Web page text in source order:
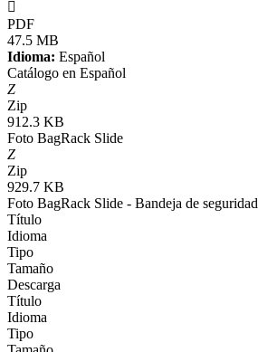

PDF
47.5 MB
Idioma: Español
Catálogo en Español
Z
Zip
912.3 KB
Foto BagRack Slide
Z
Zip
929.7 KB
Foto BagRack Slide - Bandeja de seguridad
Título
Idioma
Tipo
Tamaño
Descarga
Título
Idioma
Tipo